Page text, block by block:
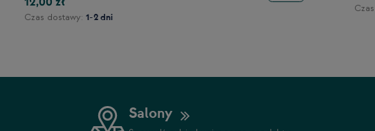
Czas dostawy: 1-2 dni
Salony